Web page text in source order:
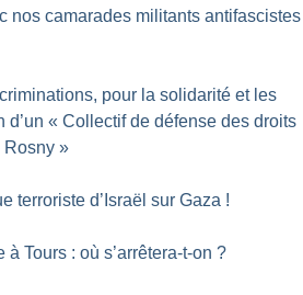
nos camarades militants antifascistes
pour la solidarité et les
d’un « Collectif de défense des droits
Rosny »
terroriste d’Israël sur Gaza !
à Tours : où s’arrêtera-t-on ?